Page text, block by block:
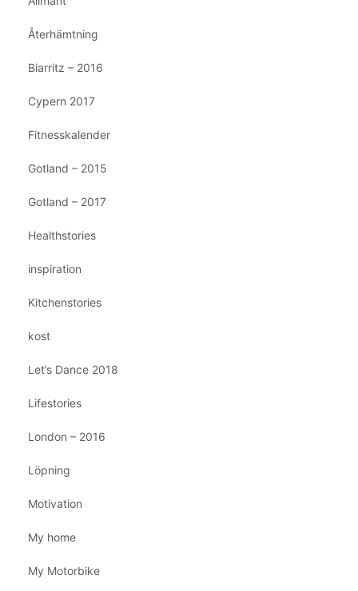
Återhämtning
Biarritz – 2016
Cypern 2017
Fitnesskalender
Gotland – 2015
Gotland – 2017
Healthstories
inspiration
Kitchenstories
kost
Let’s Dance 2018
Lifestories
London – 2016
Löpning
Motivation
My home
My Motorbike